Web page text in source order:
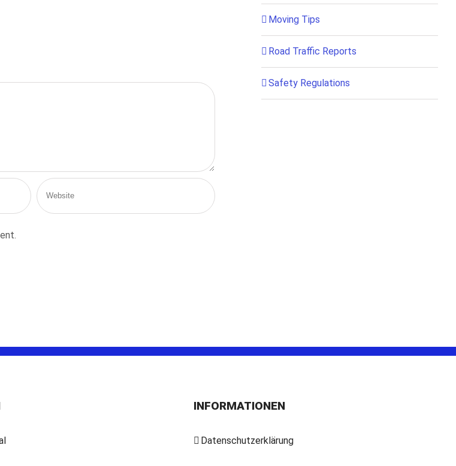
Moving Tips
Road Traffic Reports
Safety Regulations
INFORMATIONEN
Datenschutzerklärung